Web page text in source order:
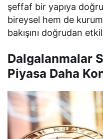
şeffaf bir yapıya
bireysel hem de
bakışını doğrudan
Dalgalanmalar
Piyasa Daha